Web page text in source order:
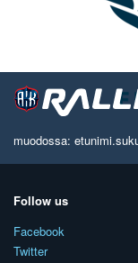
muodossa:
Follow us
Facebook
Twitter